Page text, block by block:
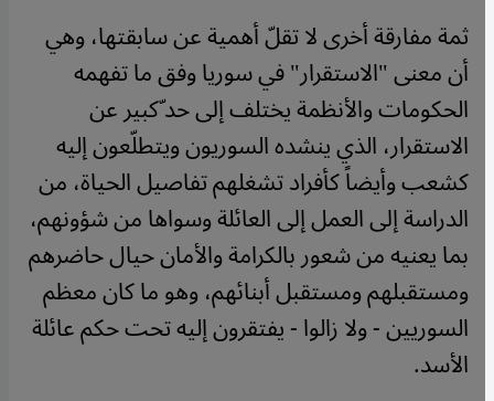
ثمة مفارقة أخرى لا تقلّ أهمية عن سابقتها، وهي
أن معنى "الاستقرار" في سوريا وفق ما تفهمه
الحكومات والأنظمة يختلف إلى حد ّكبير عن
الاستقرار، الذي ينشده السوريون ويتطلّعون إليه
كشعب وأيضاً كأفراد تشغلهم تفاصيل الحياة، من
الدراسة إلى العمل إلى العائلة وسواها من شؤونهم،
بما يعنيه من شعور بالكرامة والأمان حيال حاضرهم
ومستقبلهم ومستقبل أبنائهم، وهو ما كان معظم
السوريين - ولا زالوا - يفتقرون إليه تحت حكم عائلة
الأسد.